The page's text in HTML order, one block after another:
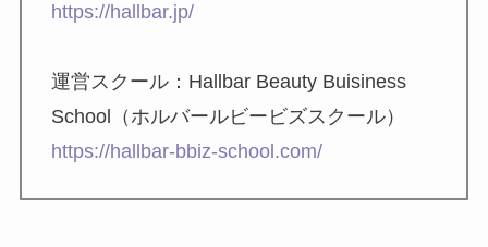
https://hallbar.jp/
運営スクール：Hallbar Beauty Buisiness
School（ホルバールビービズスクール）
https://hallbar-bbiz-school.com/